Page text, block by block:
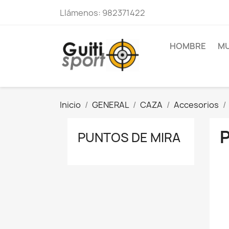
Llámenos: 982371422
HOMBRE
Inicio GENERAL CAZA Accesorios
PUNTOS DE MIRA